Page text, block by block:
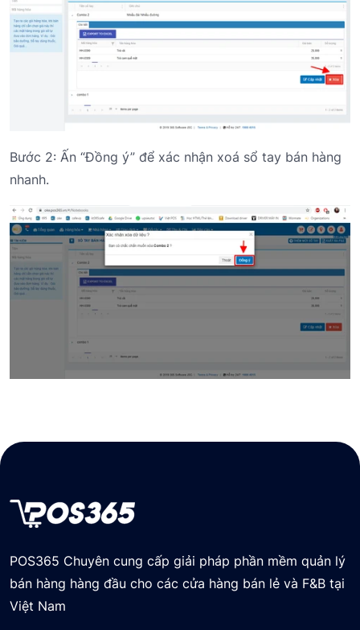
Bước 2: Ấn “Đồng ý” để xác nhận xoá sổ tay bán hàng
nhanh.
POS365 Chuyên cung cấp giải pháp phần mềm quản lý
bán hàng hàng đầu cho các cửa hàng bán lẻ và F&B tại
Việt Nam